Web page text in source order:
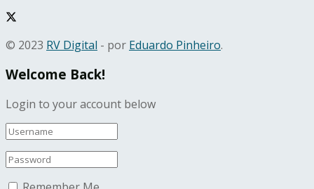
© 2023 RV Digital - por Eduardo Pinheiro.
Welcome Back!
Login to your account below